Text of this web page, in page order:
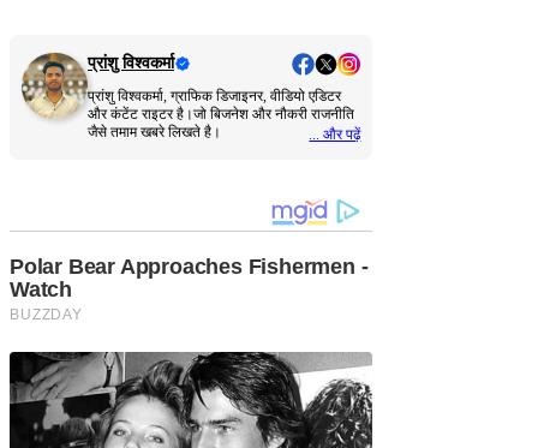
प्रांशु विश्वकर्मा
प्रांशु विश्वकर्मा, ग्राफिक डिजाइनर, वीडियो एडिटर
और कंटेंट राइटर है।जो बिजनेश और नौकरी राजनीति
जैसे तमाम खबरे लिखते है।
... और पढ़ें